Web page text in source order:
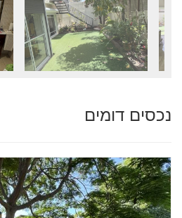
נכסים דומים